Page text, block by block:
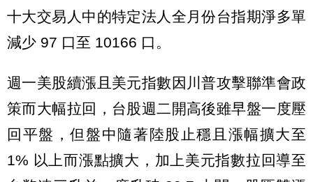
十大交易人中的特定法人全月份台指期淨多單
減少 97 口至 10166 口。
週一美股續漲且美元指數因川普攻擊聯準會政
策而大幅拉回，台股週二開高後雖早盤一度壓
回平盤，但盤中隨著陸股止穩且漲幅擴大至
1% 以上而漲點擴大，加上美元指數拉回導至